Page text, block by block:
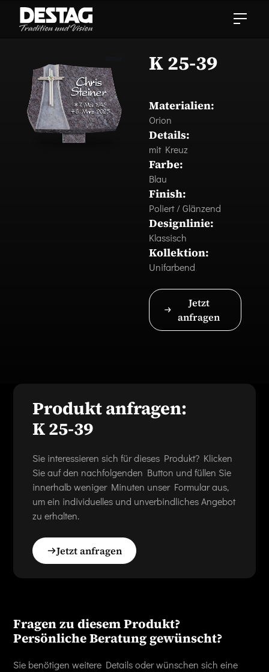
K 25-39
Materialien:
Orion
Details:
mit Kreuz
Farbe:
Blau
Finish:
Poliert / Glänzend
Designlinie:
Klassisch
Kollektion:
Unifarbend
Jetzt
anfragen
Produkt anfragen:
K 25-39
Sie interessieren sich für dieses Produkt? Klicken
Sie auf den nachfolgenden Button und füllen Sie
innerhalb weniger Minuten unser Formular aus,
um ein individuelles und unverbindliches Angebot
zu erhalten.
Jetzt anfragen
Fragen zu diesem Produkt?
Persönliche Beratung gewünscht?
Sie benötigen weitere Details oder wünschen sich eine